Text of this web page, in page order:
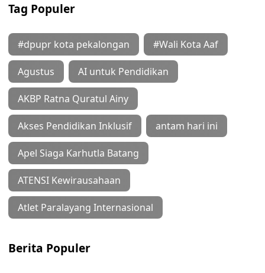
Tag Populer
#dpupr kota pekalongan #Wali Kota Aaf
Agustus AI untuk Pendidikan
AKBP Ratna Quratul Ainy
Akses Pendidikan Inklusif antam hari ini
Apel Siaga Karhutla Batang
ATENSI Kewirausahaan
Atlet Paralayang Internasional
Berita Populer